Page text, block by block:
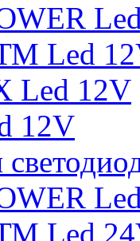
Led
Led 12V
12V
Led